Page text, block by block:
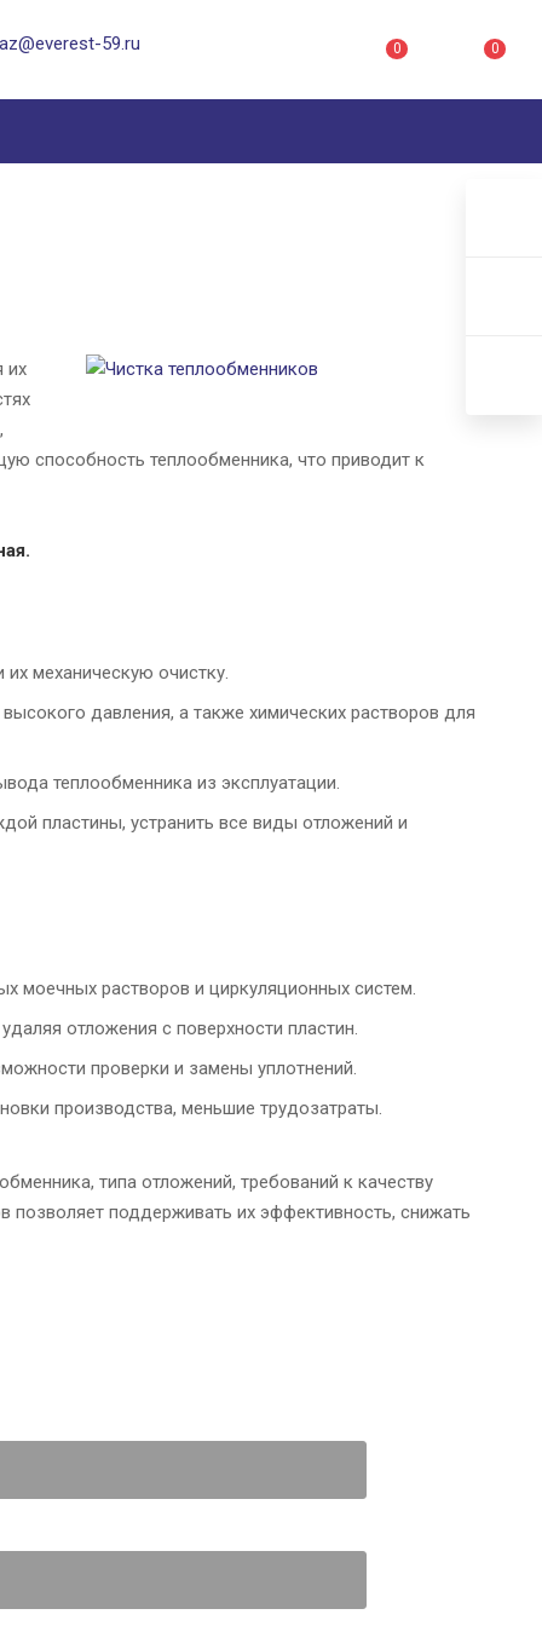
59.ru 0 0
их
способность теплообменника, что приводит к
механическую очистку.
давления, а также химических растворов для
теплообменника из эксплуатации.
пластины, устранить все виды отложений и
моечных растворов и циркуляционных систем.
отложения с поверхности пластин.
проверки и замены уплотнений.
производства, меньшие трудозатраты.
типа отложений, требований к качеству
позволяет поддерживать их эффективность, снижать